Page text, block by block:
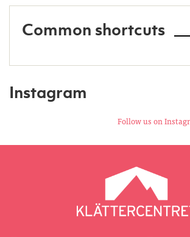
Common shortcuts
Instagram
Follow us on